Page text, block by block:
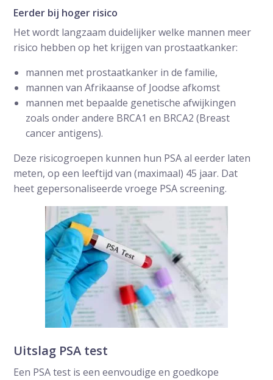
Eerder bij hoger risico
Het wordt langzaam duidelijker welke mannen meer
risico hebben op het krijgen van prostaatkanker:
mannen met prostaatkanker in de familie,
mannen van Afrikaanse of Joodse afkomst
mannen met bepaalde genetische afwijkingen
zoals onder andere BRCA1 en BRCA2 (Breast
cancer antigens).
Deze risicogroepen kunnen hun PSA al eerder laten
meten, op een leeftijd van (maximaal) 45 jaar. Dat
heet gepersonaliseerde vroege PSA screening.
Uitslag PSA test
Een PSA test is een eenvoudige en goedkope